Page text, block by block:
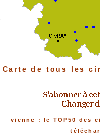
Carte de tous les
vienne : le TOP50 des